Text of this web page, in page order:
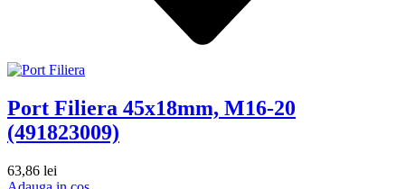
Port Filiera 45x18mm, M16-20
(491823009)
63,86 lei